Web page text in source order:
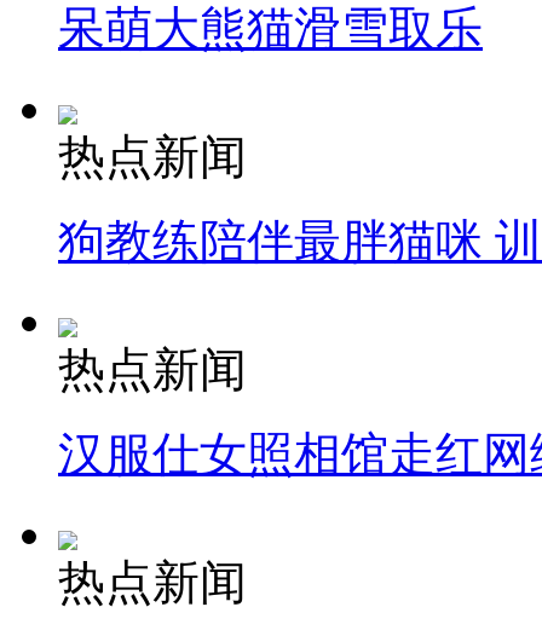
呆萌大熊猫滑雪取乐
热点新闻
狗教练陪伴最胖猫咪
热点新闻
汉服仕女照相馆走红网
热点新闻